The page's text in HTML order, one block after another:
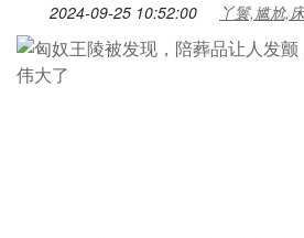
2024-09-25 10:52:00 丫鬟,尴尬,